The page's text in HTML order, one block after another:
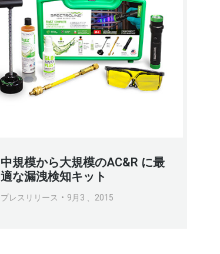
中規模から大規模のAC&R に最
適な漏洩検知キット
プレスリリース 9月3 、2015